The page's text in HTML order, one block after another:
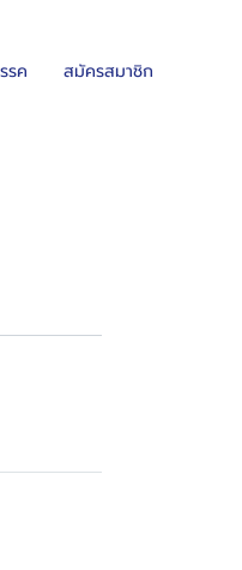
รค สมัครสมาชิก